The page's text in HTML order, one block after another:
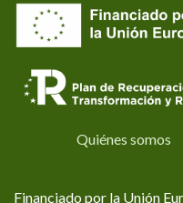
Quiénes somos
Financiado por la Unión